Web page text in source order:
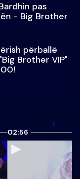
pas
- Big Brother
përballë
Brother VIP"
02:56